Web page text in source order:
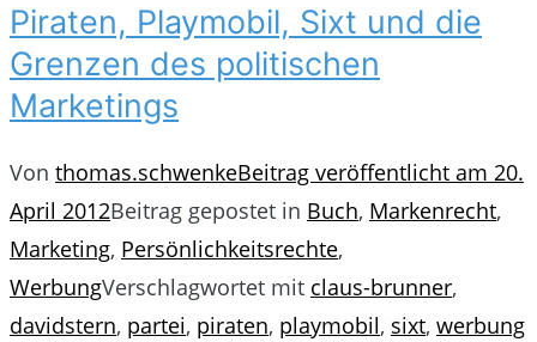
Piraten, Playmobil, Sixt und die
Grenzen des politischen
Marketings
Von thomas.schwenkeBeitrag veröffentlicht am 20.
April 2012Beitrag gepostet in Buch, Markenrecht,
Marketing, Persönlichkeitsrechte,
WerbungVerschlagwortet mit claus-brunner,
davidstern, partei, piraten, playmobil, sixt, werbung